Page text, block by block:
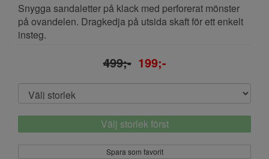
Snygga sandaletter på klack med perforerat mönster
på ovandelen. Dragkedja på utsida skaft för ett enkelt
insteg.
499;- 199;-
Välj storlek först
Spara som favorit